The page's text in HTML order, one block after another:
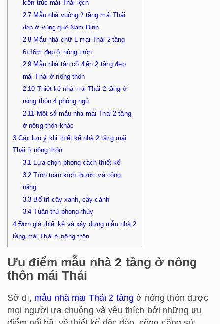
kiến trúc mái Thái lệch
2.7 Mẫu nhà vuông 2 tầng mái Thái
đẹp ở vùng quê Nam Định
2.8 Mẫu nhà chữ L mái Thái 2 tầng
6x16m đẹp ở nông thôn
2.9 Mẫu nhà tân cổ điển 2 tầng đẹp
mái Thái ở nông thôn
2.10 Thiết kế nhà mái Thái 2 tầng ở
nông thôn 4 phòng ngủ
2.11 Một số mẫu nhà mái Thái 2 tầng
ở nông thôn khác
3 Các lưu ý khi thiết kế nhà 2 tầng mái
Thái ở nông thôn
3.1 Lựa chọn phong cách thiết kế
3.2 Tính toán kích thước và công
năng
3.3 Bố trí cây xanh, cây cảnh
3.4 Tuân thủ phong thủy
4 Đơn giá thiết kế và xây dựng mẫu nhà 2
tầng mái Thái ở nông thôn
Ưu điểm mẫu nhà 2 tầng ở nông
thôn mái Thái
Sở dĩ, mẫu nhà mái Thái 2 tầng ở nông thôn được
mọi người ưa chuộng và yêu thích bởi những ưu